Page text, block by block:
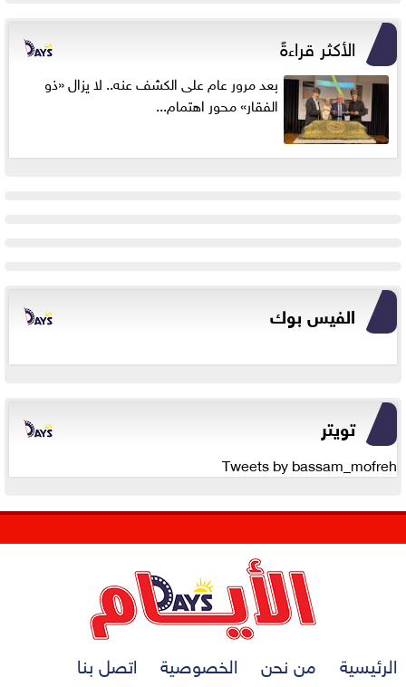
الأكثر قراءةً
بعد مرور عام على الكشف عنه.. لا يزال «ذو
الفقار» محور اهتمام...
الفيس بوك
تويتر
Tweets by bassam_mofreh
الرئيسية من نحن الخصوصية اتصل بنا